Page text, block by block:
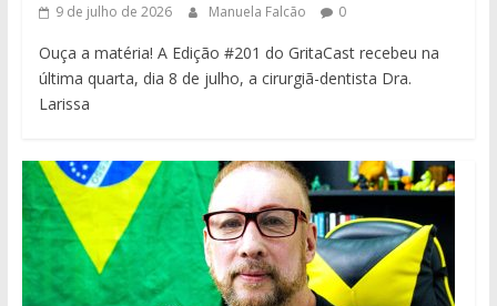
9 de julho de 2026 Manuela Falcão 0
Ouça a matéria! A Edição #201 do GritaCast recebeu na
última quarta, dia 8 de julho, a cirurgiã-dentista Dra.
Larissa